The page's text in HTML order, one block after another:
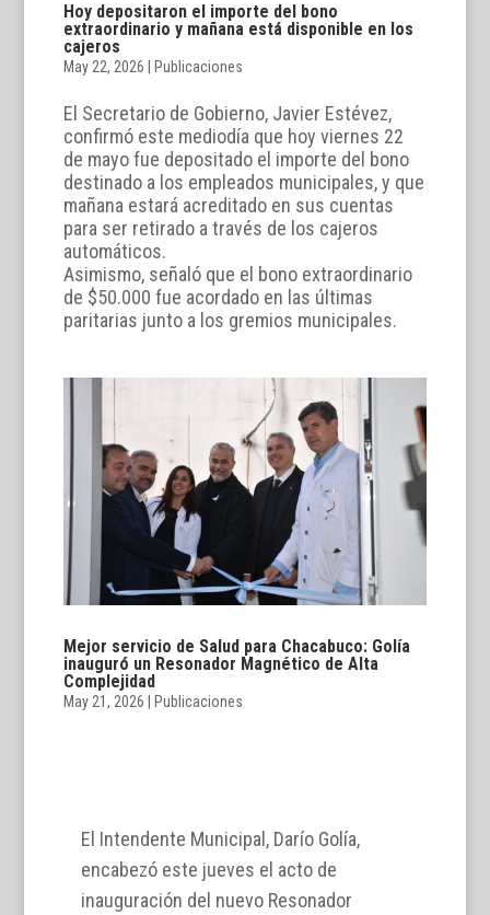
Hoy depositaron el importe del bono
extraordinario y mañana está disponible en los
cajeros
May 22, 2026 Publicaciones
El Secretario de Gobierno, Javier Estévez,
confirmó este mediodía que hoy viernes 22
de mayo fue depositado el importe del bono
destinado a los empleados municipales, y que
mañana estará acreditado en sus cuentas
para ser retirado a través de los cajeros
automáticos.
Asimismo, señaló que el bono extraordinario
de $50.000 fue acordado en las últimas
paritarias junto a los gremios municipales.
Mejor servicio de Salud para Chacabuco: Golía
inauguró un Resonador Magnético de Alta
Complejidad
May 21, 2026 Publicaciones
El Intendente Municipal, Darío Golía,
encabezó este jueves el acto de
inauguración del nuevo Resonador